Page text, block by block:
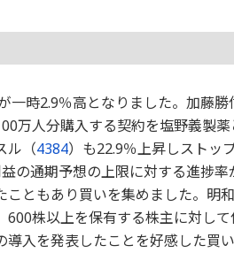
一時2.9％高となりました。加藤
万人分購入する契約を塩野義製
ル（4384）も22.9％上昇しストッ
の通期予想の上限に対する進捗
こともあり買いを集めました。明
600株以上を保有する株主に対し
導入を発表したことを好感した買